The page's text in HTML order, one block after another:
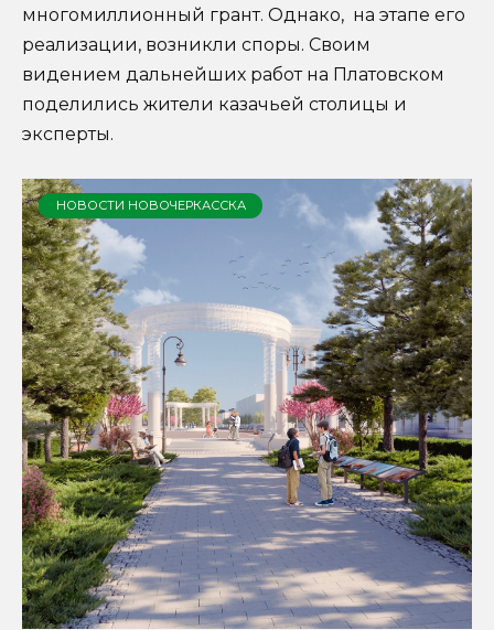
многомиллионный грант. Однако, на этапе его
реализации, возникли споры. Своим
видением дальнейших работ на Платовском
поделились жители казачьей столицы и
эксперты.
НОВОСТИ НОВОЧЕРКАССКА